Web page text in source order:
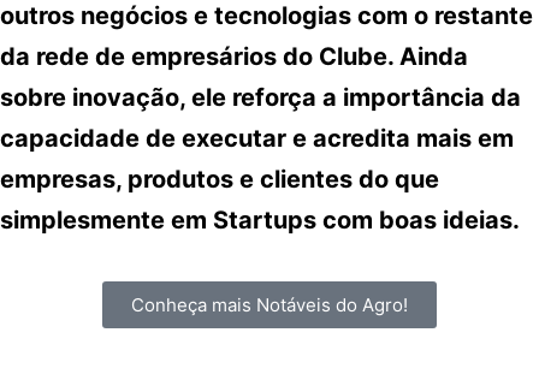
outros negócios e tecnologias com o restante
da rede de empresários do Clube. Ainda
sobre inovação, ele reforça a importância da
capacidade de executar e acredita mais em
empresas, produtos e clientes do que
simplesmente em Startups com boas ideias.
Conheça mais Notáveis do Agro!